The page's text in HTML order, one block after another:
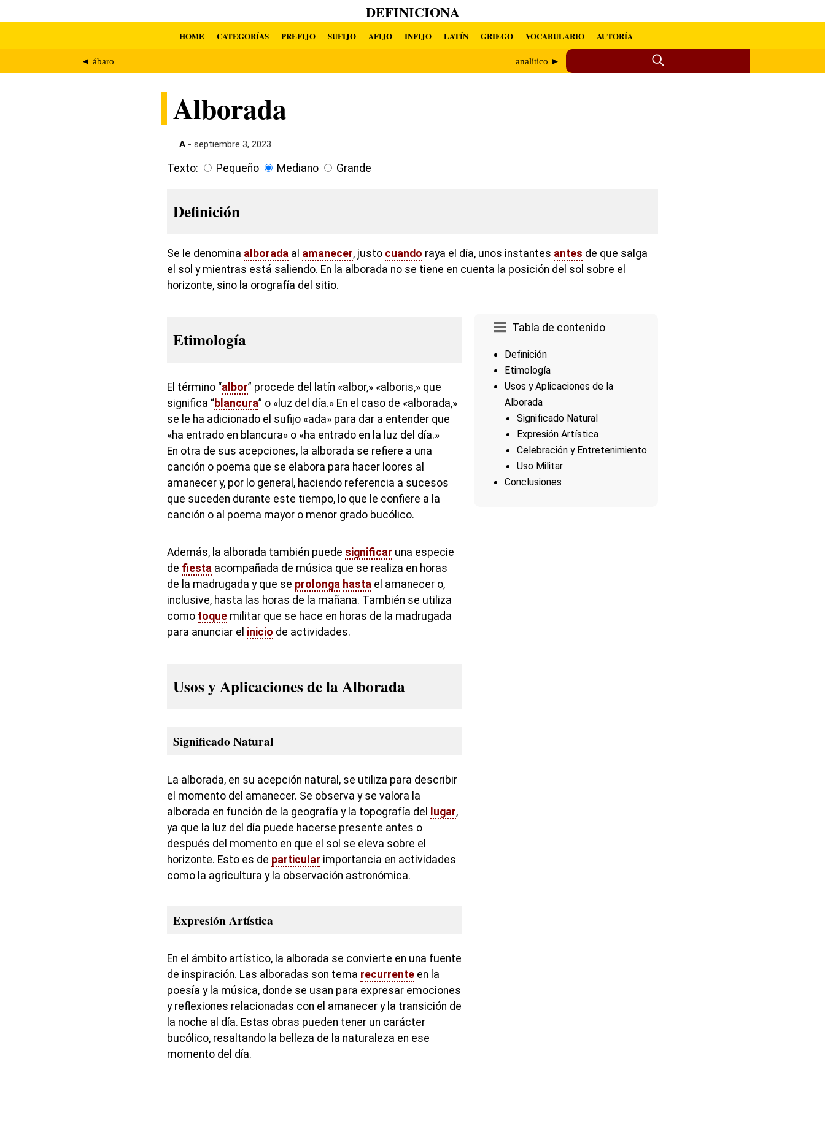
DEFINICIONA
HOME CATEGORÍAS PREFIJO SUFIJO AFIJO INFIJO LATÍN GRIEGO VOCABULARIO AUTORÍA
◄ ábaro analítico ►
Alborada
A - septiembre 3, 2023
Texto: Pequeño Mediano Grande
Definición
Se le denomina alborada al amanecer, justo cuando raya el día, unos instantes antes de que salga
el sol y mientras está saliendo. En la alborada no se tiene en cuenta la posición del sol sobre el
horizonte, sino la orografía del sitio.
Tabla de contenido
Definición
Etimología
Usos y Aplicaciones de la
Alborada
Significado Natural
Expresión Artística
Celebración y Entretenimiento
Uso Militar
Conclusiones
Etimología
El término “albor” procede del latín «albor,» «alboris,» que
significa “blancura” o «luz del día.» En el caso de «alborada,»
se le ha adicionado el sufijo «ada» para dar a entender que
«ha entrado en blancura» o «ha entrado en la luz del día.»
En otra de sus acepciones, la alborada se refiere a una
canción o poema que se elabora para hacer loores al
amanecer y, por lo general, haciendo referencia a sucesos
que suceden durante este tiempo, lo que le confiere a la
canción o al poema mayor o menor grado bucólico.
Además, la alborada también puede significar una especie
de fiesta acompañada de música que se realiza en horas
de la madrugada y que se prolonga hasta el amanecer o,
inclusive, hasta las horas de la mañana. También se utiliza
como toque militar que se hace en horas de la madrugada
para anunciar el inicio de actividades.
Usos y Aplicaciones de la Alborada
Significado Natural
La alborada, en su acepción natural, se utiliza para describir
el momento del amanecer. Se observa y se valora la
alborada en función de la geografía y la topografía del
lugar,
ya que la luz del día puede hacerse presente antes o
después del momento en que el sol se eleva sobre el
horizonte. Esto es de particular importancia en actividades
como la agricultura y la observación astronómica.
Expresión Artística
En el ámbito artístico, la alborada se convierte en una fuente
de inspiración. Las alboradas son tema recurrente en la
poesía y la música, donde se usan para expresar emociones
y reflexiones relacionadas con el amanecer y la transición de
la noche al día. Estas obras pueden tener un carácter
bucólico, resaltando la belleza de la naturaleza en ese
momento del día.